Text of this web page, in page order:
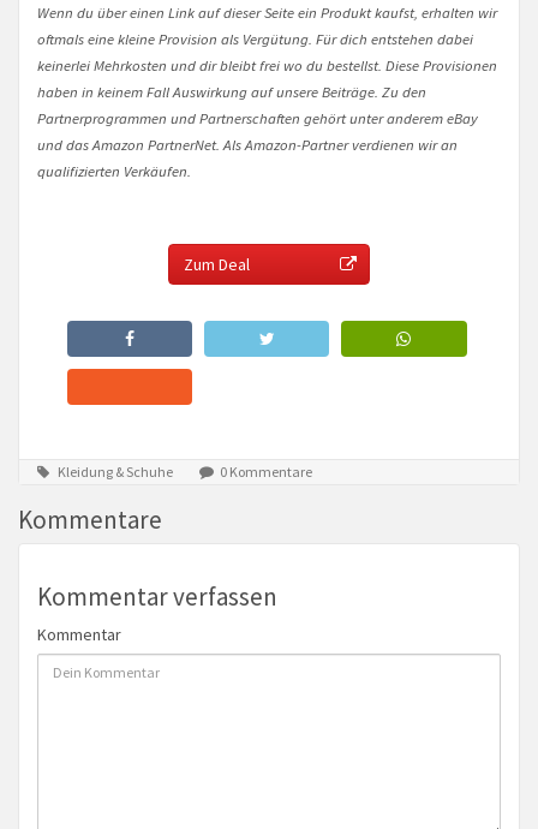
Wenn du über einen Link auf dieser Seite ein Produkt kaufst, erhalten wir
oftmals eine kleine Provision als Vergütung. Für dich entstehen dabei
keinerlei Mehrkosten und dir bleibt frei wo du bestellst. Diese Provisionen
haben in keinem Fall Auswirkung auf unsere Beiträge. Zu den
Partnerprogrammen und Partnerschaften gehört unter anderem eBay
und das Amazon PartnerNet. Als Amazon-Partner verdienen wir an
qualifizierten Verkäufen.
Zum Deal
Kleidung & Schuhe 0 Kommentare
Kommentare
Kommentar verfassen
Kommentar